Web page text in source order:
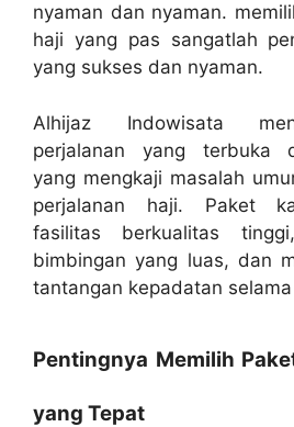
nyaman dan nyaman.
haji yang pas sangatlah
yang sukses dan nyaman.
Alhijaz Indowisata
perjalanan yang terbuka
yang mengkaji masalah
perjalanan haji. Paket
fasilitas berkualitas
bimbingan yang luas, dan
tantangan kepadatan
Pentingnya Memilih
yang Tepat